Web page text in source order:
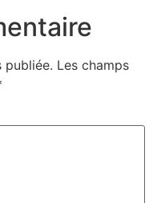
publiée. Les champs